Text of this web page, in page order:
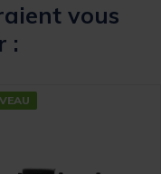
vous
: